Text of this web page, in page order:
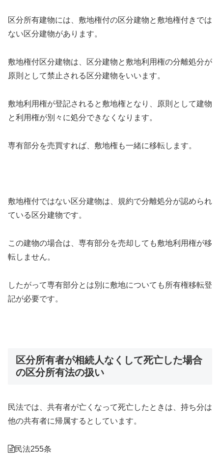
区分所有建物には、敷地権付の区分建物と敷地権付きでは
ない区分建物があります。
敷地権付区分建物は、区分建物と敷地利用権の分離処分が
原則として禁止される区分建物をいいます。
敷地利用権が登記されると敷地権となり、原則として建物
と利用権が別々に処分できなくなります。
専有部分を売買すれば、敷地権も一緒に移転します。
敷地権付ではない区分建物は、規約で分離処分が認められ
ている区分建物です。
この建物の場合は、専有部分を売却しても敷地利用権が移
転しません。
したがって専有部分とは別に敷地についても所有権移転登
記が必要です。
区分所有者が相続人なくして死亡した場合
の区分所有法の扱い
民法では、共有者が亡くなって死亡したときは、持ち分は
他の共有者に帰属するとしています。
民法255条